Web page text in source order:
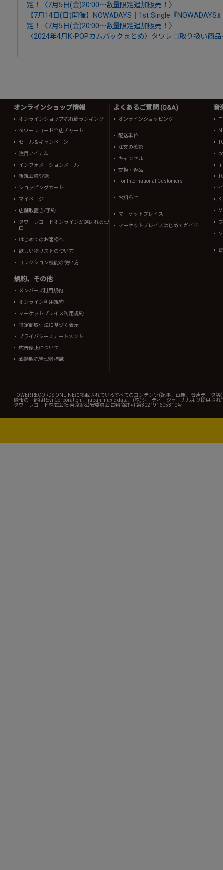
定！〈7月5日(金)20:00～数量限定追加販売！〉
【7月14日(日)開催】NOWADAYS｜1st Single『NOWADAYS
定！〈7月5日(金)20:00～数量限定追加販売！〉
〈2024年4月K-POPカムバックまとめ〉タワレコ取り扱い商
オンラインショップ情報
オンラインショップ売れ筋ランキング
タワーレコード全店チャート
セール＆キャンペーン
注目アイテム
インフォメーションメール
新規会員登録
ショッピングカート
マイページ
店舗取置き/予約
タワーレコードオンラインが選ばれる理
由
はじめてのお客様へ
欲しい物リストの使い方
コレクション機能の使い方
規約、その他
メンバーズ利用規約
オンライン利用規約
マーケットプレイス利用規約
特定商取引法に基づく表示
プライバシーステートメント
広告停止について
酒類販売管理者標識
よくあるご質問 (Q&A)
オンラインショッピング
配送単位
注文の確認
キャンセル
交換・返品
For International Customers
お知らせ
マーケットプレイス
マーケットプレイスはじめてガイド
音
TOWER RECORDS ONLINEに掲載されているすべてのコンテンツ(記事、画像、音声データ
情報の一部はRovi Corporation.、japan music data、(株)シーディージャーナルより提供され
タワーレコード株式会社 東京都公安委員会 古物商許可 第302191605310号